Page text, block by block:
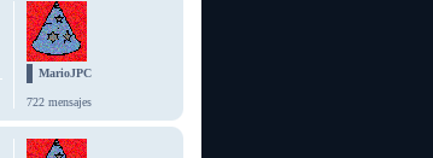
MarioJPC
722 mensajes